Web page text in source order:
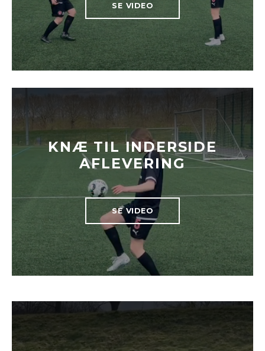
SE VIDEO
KNÆ TIL INDERSIDE
AFLEVERING
SE VIDEO